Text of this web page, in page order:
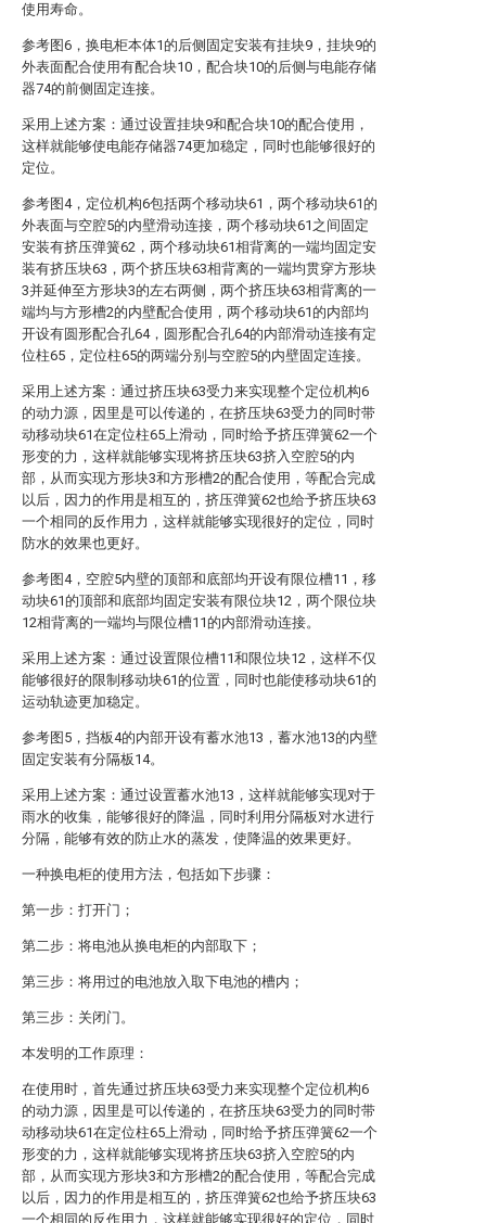
使用寿命。
参考图6，换电柜本体1的后侧固定安装有挂块9，挂块9的
外表面配合使用有配合块10，配合块10的后侧与电能存储
器74的前侧固定连接。
采用上述方案：通过设置挂块9和配合块10的配合使用，
这样就能够使电能存储器74更加稳定，同时也能够很好的
定位。
参考图4，定位机构6包括两个移动块61，两个移动块61的
外表面与空腔5的内壁滑动连接，两个移动块61之间固定
安装有挤压弹簧62，两个移动块61相背离的一端均固定安
装有挤压块63，两个挤压块63相背离的一端均贯穿方形块
3并延伸至方形块3的左右两侧，两个挤压块63相背离的一
端均与方形槽2的内壁配合使用，两个移动块61的内部均
开设有圆形配合孔64，圆形配合孔64的内部滑动连接有定
位柱65，定位柱65的两端分别与空腔5的内壁固定连接。
采用上述方案：通过挤压块63受力来实现整个定位机构6
的动力源，因里是可以传递的，在挤压块63受力的同时带
动移动块61在定位柱65上滑动，同时给予挤压弹簧62一个
形变的力，这样就能够实现将挤压块63挤入空腔5的内
部，从而实现方形块3和方形槽2的配合使用，等配合完成
以后，因力的作用是相互的，挤压弹簧62也给予挤压块63
一个相同的反作用力，这样就能够实现很好的定位，同时
防水的效果也更好。
参考图4，空腔5内壁的顶部和底部均开设有限位槽11，移
动块61的顶部和底部均固定安装有限位块12，两个限位块
12相背离的一端均与限位槽11的内部滑动连接。
采用上述方案：通过设置限位槽11和限位块12，这样不仅
能够很好的限制移动块61的位置，同时也能使移动块61的
运动轨迹更加稳定。
参考图5，挡板4的内部开设有蓄水池13，蓄水池13的内壁
固定安装有分隔板14。
采用上述方案：通过设置蓄水池13，这样就能够实现对于
雨水的收集，能够很好的降温，同时利用分隔板对水进行
分隔，能够有效的防止水的蒸发，使降温的效果更好。
一种换电柜的使用方法，包括如下步骤：
第一步：打开门；
第二步：将电池从换电柜的内部取下；
第三步：将用过的电池放入取下电池的槽内；
第三步：关闭门。
本发明的工作原理：
在使用时，首先通过挤压块63受力来实现整个定位机构6
的动力源，因里是可以传递的，在挤压块63受力的同时带
动移动块61在定位柱65上滑动，同时给予挤压弹簧62一个
形变的力，这样就能够实现将挤压块63挤入空腔5的内
部，从而实现方形块3和方形槽2的配合使用，等配合完成
以后，因力的作用是相互的，挤压弹簧62也给予挤压块63
一个相同的反作用力，这样就能够实现很好的定位，同时